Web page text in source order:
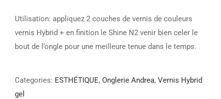
Utilisation: appliquez 2 couches de vernis de couleurs
vernis Hybrid + en finition le Shine N2 venir bien celer le
bout de l’ongle pour une meilleure tenue dans le temps.
Categories: ESTHÉTIQUE, Onglerie Andrea, Vernis Hybrid
gel